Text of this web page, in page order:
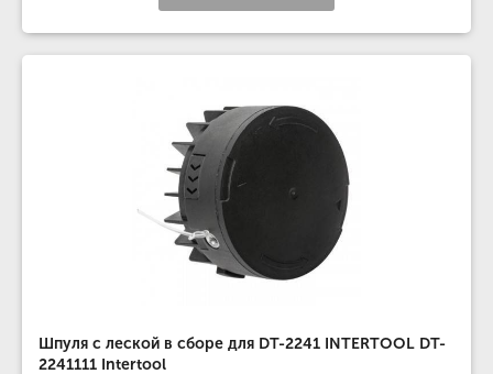
Шпуля с леской в сборе для DT-2241 INTERTOOL DT-
2241111 Intertool